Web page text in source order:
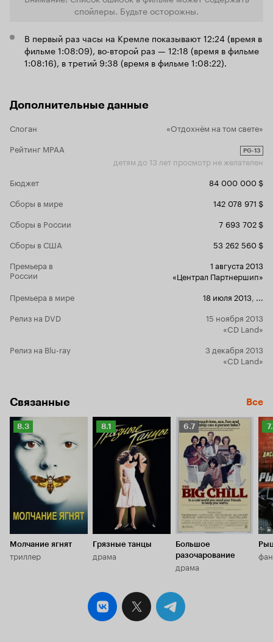
прямиком
спойлеры. Будьте осторожны.
В первый раз часы на Кремле показывают 12:24 (время в
фильме 1:08:09), во-второй раз — 12:18 (время в фильме
1:08:16), в третий 9:38 (время в фильме 1:08:22).
Дополнительные данные
Слоган
«Отдохнём на том свете»
Рейтинг MPAA
PG-13
детям до 13 лет просмотр не желателен
Бюджет
84 000 000 $
Сборы в мире
142 078 971 $
Сборы в России
7 693 702 $
Сборы в США
53 262 560 $
Премьера в
России
1 августа 2013
«Централ Партнершип»
Премьера в мире
18 июля 2013
Релиз на DVD
15 ноября 2013
«CD Land»
Релиз на Blu-ray
3 декабря 2013
«CD Land»
Связанные Все
Рейтинг
Кинопоиска
8.3
8.3
Молчание ягнят
триллер
Рейтинг
Кинопоиска
8.1
Грязные танцы
драма
Рейтинг
Кинопоиска
6.7
6.7
Большое
разочарование
драма